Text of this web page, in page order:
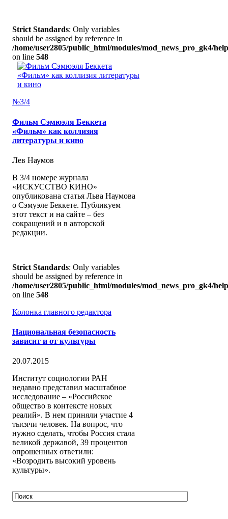
Strict Standards: Only variables
should be assigned by reference in
/home/user2805/public_html/modules/mod_news_pro_gk4/
on line 548
№3/4
Фильм Сэмюэля Беккета
«Фильм» как коллизия
литературы и кино
Лев Наумов
В 3/4 номере журнала
«ИСКУССТВО КИНО»
опубликована статья Льва Наумова
о Сэмуэле Беккете. Публикуем
этот текст и на сайте – без
сокращений и в авторской
редакции.
Strict Standards: Only variables
should be assigned by reference in
/home/user2805/public_html/modules/mod_news_pro_gk4/
on line 548
Колонка главного редактора
Национальная безопасность
зависит и от культуры
20.07.2015
Институт социологии РАН
недавно представил масштабное
исследование – «Российское
общество в контексте новых
реалий». В нем приняли участие 4
тысячи человек. На вопрос, что
нужно сделать, чтобы Россия стала
великой державой, 39 процентов
опрошенных ответили:
«Возродить высокий уровень
культуры».